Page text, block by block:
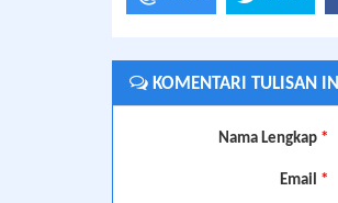
KOMENTARI TULISAN INI
Nama Lengkap *
Email *